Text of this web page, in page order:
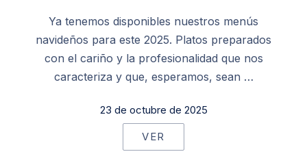
Ya tenemos disponibles nuestros menús
navideños para este 2025. Platos preparados
con el cariño y la profesionalidad que nos
caracteriza y que, esperamos, sean …
23 de octubre de 2025
VER